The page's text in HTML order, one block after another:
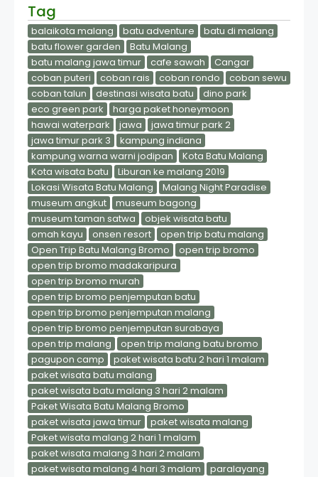
Tag
balaikota malang batu adventure
batu di malang
batu flower garden
Batu Malang
batu malang jawa timur
cafe sawah
Cangar
coban puteri
coban rais coban rondo
coban sewu
coban talun
destinasi wisata batu
dino park
eco green park
harga paket honeymoon
hawai waterpark
jawa
jawa timur park 2
jawa timur park 3
kampung indiana
kampung warna warni jodipan
Kota Batu Malang
Kota wisata batu
Liburan ke malang 2019
Lokasi Wisata Batu Malang
Malang Night Paradise
museum angkut
museum bagong
museum taman satwa
objek wisata batu
omah kayu
onsen resort
open trip batu malang
Open Trip Batu Malang Bromo
open trip bromo
open trip bromo madakaripura
open trip bromo murah
open trip bromo penjemputan batu
open trip bromo penjemputan malang
open trip bromo penjemputan surabaya
open trip malang
open trip malang batu bromo
pagupon camp
paket wisata batu 2 hari 1 malam
paket wisata batu malang
paket wisata batu malang 3 hari 2 malam
Paket Wisata Batu Malang Bromo
paket wisata jawa timur
paket wisata malang
Paket wisata malang 2 hari 1 malam
paket wisata malang 3 hari 2 malam
paket wisata malang 4 hari 3 malam
paralayang